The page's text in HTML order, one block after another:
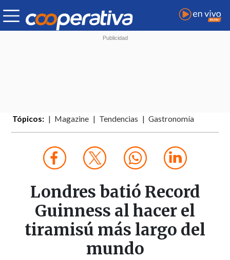
Tópicos: Magazine Tendencias Gastronomía
Londres batió Record
Guinness al hacer el
tiramisú más largo del
mundo